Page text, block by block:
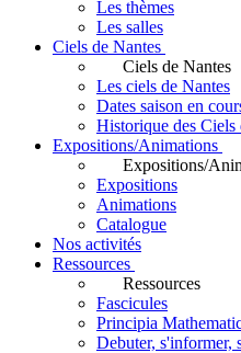
Les thèmes
Les salles
Ciels de Nantes
Ciels de Nantes
Les ciels de Nantes
Dates saison en
Historique des Ciels
Expositions/Animations
Expositions/
Expositions
Animations
Catalogue
Nos activités
Ressources
Ressources
Fascicules
Principia
Debuter, s'informer,